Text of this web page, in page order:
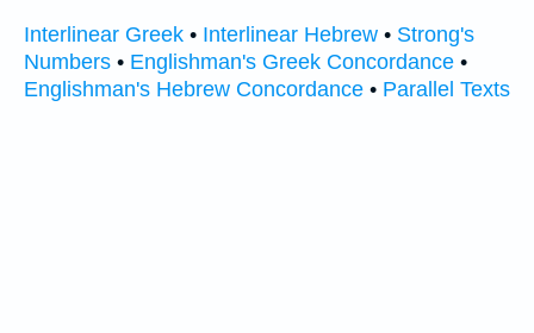
Interlinear Greek • Interlinear Hebrew • Strong's
Numbers • Englishman's Greek Concordance •
Englishman's Hebrew Concordance • Parallel Texts